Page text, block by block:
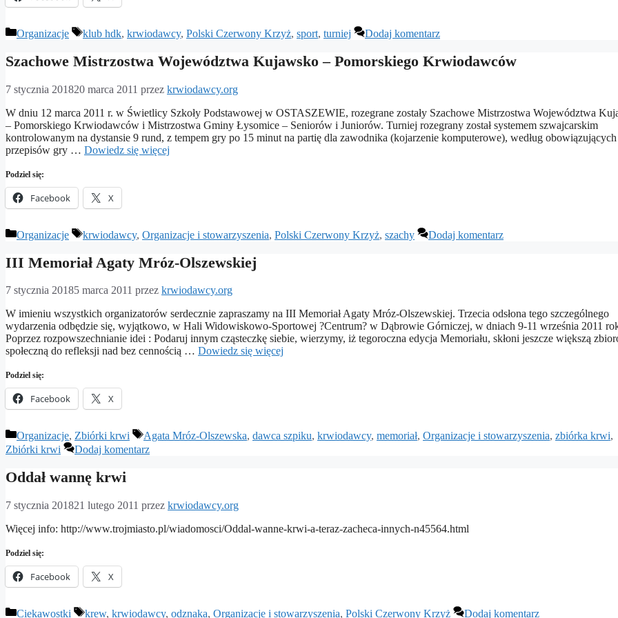
Kategorie
Organizacje Tagi
klub hdk, krwiodawcy, Polski Czerwony Krzyż, sport, turniej Dodaj komentarz
Szachowe Mistrzostwa Województwa Kujawsko – Pomorskiego Krwiodawców
7 stycznia 201820 marca 2011 przez krwiodawcy.org
W dniu 12 marca 2011 r. w Świetlicy Szkoły Podstawowej w OSTASZEWIE, rozegrane zostały Szachowe Mistrzostwa Województwa
– Pomorskiego Krwiodawców i Mistrzostwa Gminy Łysomice – Seniorów i Juniorów. Turniej rozegrany został systemem szwajcarskim
kontrolowanym na dystansie 9 rund, z tempem gry po 15 minut na partię dla zawodnika (kojarzenie komputerowe), według obowiązujących
przepisów gry … Dowiedz się więcej
Podziel się:
Facebook X
Kategorie
Organizacje Tagi
krwiodawcy, Organizacje i stowarzyszenia, Polski Czerwony Krzyż, szachy Dodaj komentarz
III Memoriał Agaty Mróz-Olszewskiej
7 stycznia 20185 marca 2011 przez krwiodawcy.org
W imieniu wszystkich organizatorów serdecznie zapraszamy na III Memoriał Agaty Mróz-Olszewskiej. Trzecia odsłona tego szczególnego
wydarzenia odbędzie się, wyjątkowo, w Hali Widowiskowo-Sportowej ?Centrum? w Dąbrowie Górniczej, w dniach 9-11 września 2011
Poprzez rozpowszechnianie idei : Podaruj innym cząsteczkę siebie, wierzymy, iż tegoroczna edycja Memoriału, skłoni jeszcze większą
społeczną do refleksji nad bez cennością … Dowiedz się więcej
Podziel się:
Facebook X
Kategorie
Organizacje, Zbiórki krwi Tagi
Agata Mróz-Olszewska, dawca szpiku, krwiodawcy, memoriał, Organizacje i stowarzyszenia, zbiórka krwi,
Zbiórki krwi
Dodaj komentarz
Oddał wannę krwi
7 stycznia 201821 lutego 2011 przez krwiodawcy.org
Więcej info: http://www.trojmiasto.pl/wiadomosci/Oddal-wanne-krwi-a-teraz-zacheca-innych-n45564.html
Podziel się:
Facebook X
Kategorie
Ciekawostki Tagi
krew, krwiodawcy, odznaka, Organizacje i stowarzyszenia, Polski Czerwony Krzyż Dodaj komentarz